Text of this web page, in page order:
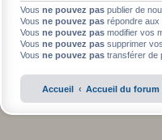
Vous ne pouvez pas publier de
Vous ne pouvez pas répondre
Vous ne pouvez pas modifier vos
Vous ne pouvez pas supprimer
Vous ne pouvez pas transférer de
Accueil Accueil du forum